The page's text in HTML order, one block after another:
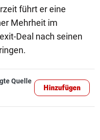
führt er eine
Mehrheit im
Deal nach seinen
Quelle
Hinzufügen